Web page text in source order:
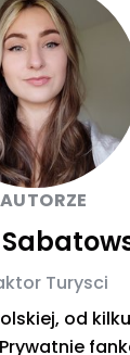
Turysci
od